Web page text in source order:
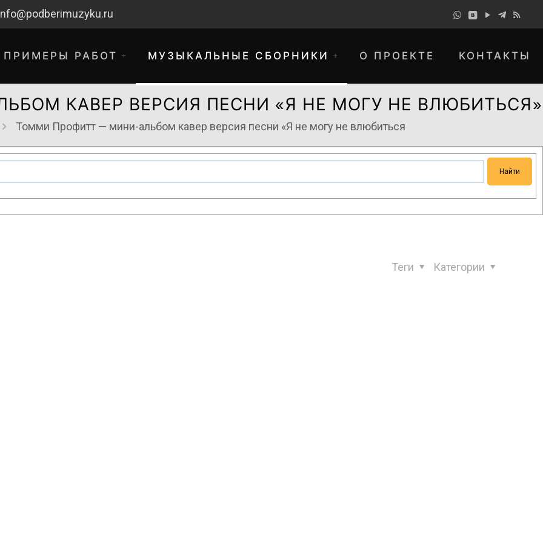
ПРИМЕРЫ РАБОТ МУЗЫКАЛЬНЫЕ СБОРНИКИ О ПРОЕКТЕ КОНТАКТЫ
КАВЕР ВЕРСИЯ ПЕСНИ «Я НЕ МОГУ НЕ ВЛЮБИТЬСЯ»
Томми Профитт — мини-альбом кавер версия песни «Я не могу не влюбиться
Категории
Теги